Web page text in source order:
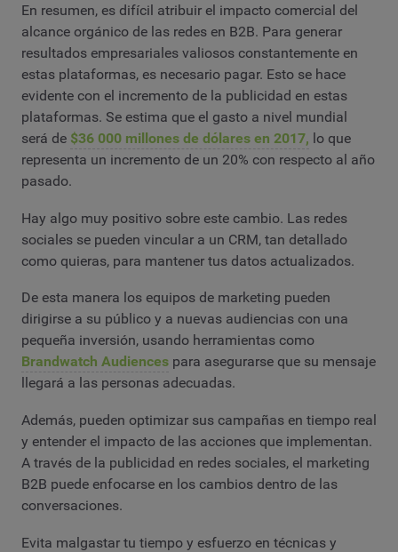
En resumen, es difícil atribuir el impacto comercial del
alcance orgánico de las redes en B2B. Para generar
resultados empresariales valiosos constantemente en
estas plataformas, es necesario pagar. Esto se hace
evidente con el incremento de la publicidad en estas
plataformas. Se estima que el gasto a nivel mundial
será de $36 000 millones de dólares en 2017, lo que
representa un incremento de un 20% con respecto al año
pasado.
Hay algo muy positivo sobre este cambio. Las redes
sociales se pueden vincular a un CRM, tan detallado
como quieras, para mantener tus datos actualizados.
De esta manera los equipos de marketing pueden
dirigirse a su público y a nuevas audiencias con una
pequeña inversión, usando herramientas como
Brandwatch Audiences para asegurarse que su mensaje
llegará a las personas adecuadas.
Además, pueden optimizar sus campañas en tiempo real
y entender el impacto de las acciones que implementan.
A través de la publicidad en redes sociales, el marketing
B2B puede enfocarse en los cambios dentro de las
conversaciones.
Evita malgastar tu tiempo y esfuerzo en técnicas y